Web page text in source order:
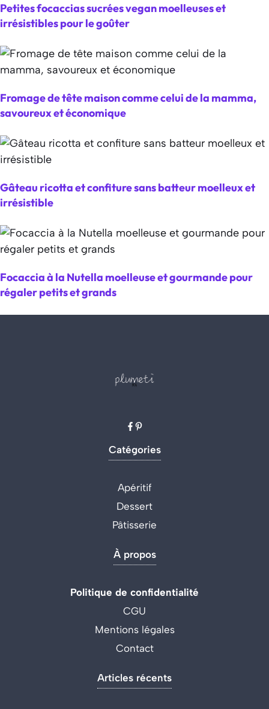
Petites focaccias sucrées vegan moelleuses et
irrésistibles pour le goûter
Fromage de tête maison comme celui de la mamma,
savoureux et économique
Gâteau ricotta et confiture sans batteur moelleux et
irrésistible
Focaccia à la Nutella moelleuse et gourmande pour
régaler petits et grands
Catégories
Apéritif
Dessert
Pâtisserie
À propos
Politique de confidentialité
CGU
Mentions légales
Contact
Articles récents